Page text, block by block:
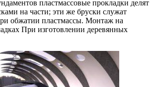
пластмассовые прокладки делят
на части; эти же бруски служат
обжатии пластмассы. Монтаж на
При изготовлении деревянных